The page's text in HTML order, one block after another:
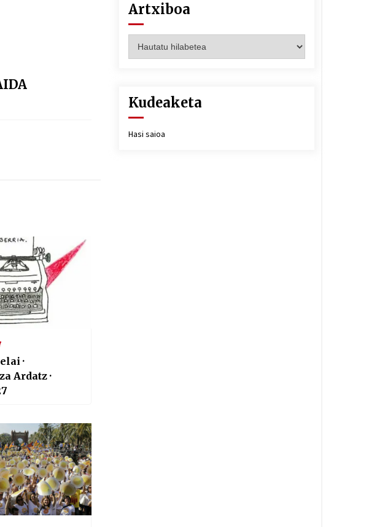
·
Ardatz ·
Artxiboa
Kudeaketa
Hasi saioa